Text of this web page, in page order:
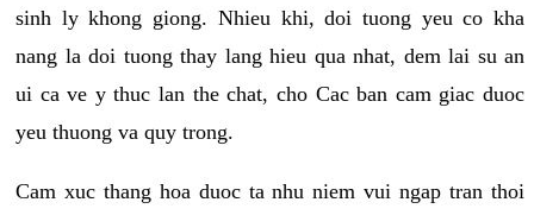
sinh ly khong giong. Nhieu khi, doi tuong yeu co kha
nang la doi tuong thay lang hieu qua nhat, dem lai su an
ui ca ve y thuc lan the chat, cho Cac ban cam giac duoc
yeu thuong va quy trong.
Cam xuc thang hoa duoc ta nhu niem vui ngap tran thoi